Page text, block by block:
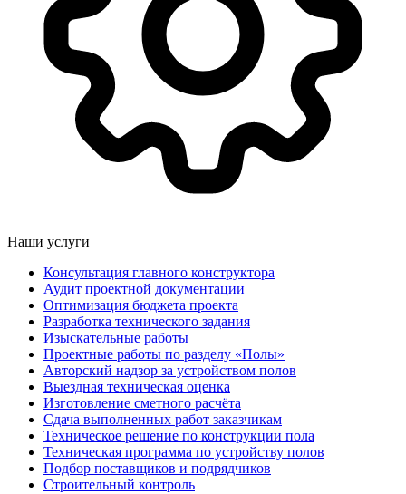
Наши услуги
Консультация главного конструктора
Аудит проектной документации
Оптимизация бюджета проекта
Разработка технического задания
Изыскательные работы
Проектные работы по разделу «Полы»
Авторский надзор за устройством полов
Выездная техническая оценка
Изготовление сметного расчёта
Сдача выполненных работ заказчикам
Техническое решение по конструкции пола
Техническая программа по устройству полов
Подбор поставщиков и подрядчиков
Строительный контроль